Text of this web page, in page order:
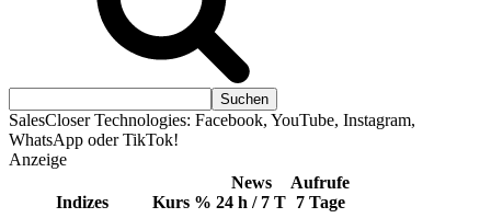
SalesCloser Technologies: Facebook, YouTube, Instagram,
WhatsApp oder TikTok!
Anzeige
Indizes Kurs %
News
24 h / 7 T
Aufrufe
7 Tage